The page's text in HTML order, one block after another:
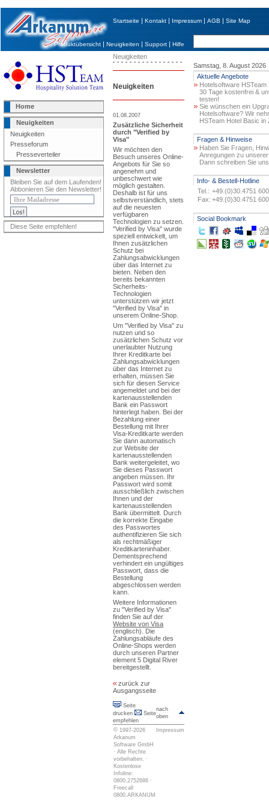
Startseite|Kontakt|Impressum|AGB|Site Map
Produktübersicht|Neuigkeiten|Support|Hilfe
Home
Neuigkeiten
Neuigkeiten
Presseforum
Presseverteiler
Newsletter
Bleiben Sie auf dem Laufenden!
Abbonieren Sie den Newsletter!
Diese Seite empfehlen!
Neuigkeiten
Neuigkeiten
01.08.2007
Zusätzliche Sicherheit
durch "Verified by
Visa"
Wir möchten den
Besuch unseres Online-
Angebots für Sie so
angenehm und
unbeschwert wie
möglich gestalten.
Deshalb ist für uns
selbstverständlich, stets
auf die neuesten
verfügbaren
Technologien zu setzen.
"Verified by Visa" wurde
speziell entwickelt, um
Ihnen zusätzlichen
Schutz bei
Zahlungsabwicklungen
über das Internet zu
bieten. Neben den
bereits bekannten
Sicherheits-
Technologien
unterstützen wir jetzt
"Verified by Visa" in
unserem Online-Shop.
Um "Verified by Visa" zu
nutzen und so
zusätzlichen Schutz vor
unerlaubter Nutzung
Ihrer Kreditkarte bei
Zahlungsabwicklungen
über das Internet zu
erhalten, müssen Sie
sich für diesen Service
angemeldet und bei der
kartenausstellenden
Bank ein Passwort
hinterlegt haben. Bei der
Bezahlung einer
Bestellung mit Ihrer
Visa-Kreditkarte werden
Sie dann automatisch
zur Website der
kartenausstellenden
Bank weitergeleitet, wo
Sie dieses Passwort
angeben müssen. Ihr
Passwort wird somit
ausschließlich zwischen
Ihnen und der
kartenausstellenden
Bank übermittelt. Durch
die korrekte Eingabe
des Passwortes
authentifizieren Sie sich
als rechtmäßiger
Kreditkarteninhaber.
Dementsprechend
verhindert ein ungültiges
Passwort, dass die
Bestellung
abgeschlossen werden
kann.
Weitere Informationen
zu "Verified by Visa"
finden Sie auf der
Website von Visa
(englisch). Die
Zahlungsabläufe des
Online-Shops werden
durch unseren Partner
element 5 Digital River
bereitgestellt.
zurück zur
Ausgangsseite
Seite
drucken
Seite
empfehlen
nach
oben
© 1997-2026
Arkanum
Software GmbH
· Alle Rechte
vorbehalten. ·
Kostenlose
Infoline:
0800.2752686 ·
Freecall
0800.ARKANUM
Impressum
Samstag, 8. August 2026
Aktuelle Angebote
Hotelsoftware HSTeam
30 Tage kostenfrei &
testen!
Sie wünschen ein
Hotelsoftware? Wir
HSTeam Hotel Basic in
Fragen & Hinweise
Haben Sie Fragen,
Anregungen zu
Dann schreiben Sie
Info- & Bestell-Hotline
Tel.: +49.(0)30.4751
Fax: +49.(0)30.4751
Social Bookmark